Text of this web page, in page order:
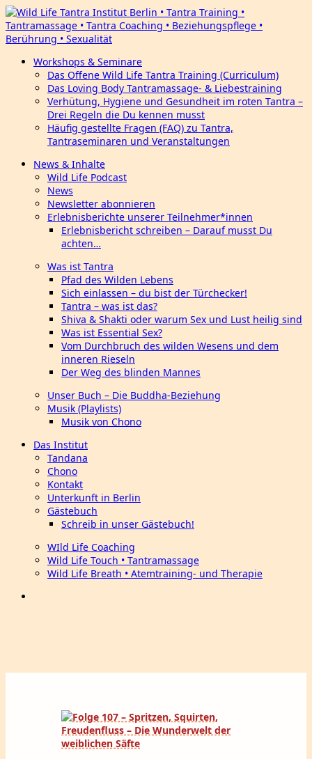
Workshops & Seminare
Das Offene Wild Life Tantra Training (Curriculum)
Das Loving Body Tantramassage- & Liebestraining
Verhütung, Hygiene und Gesundheit im roten Tantra –
Drei Regeln die Du kennen musst
Häufig gestellte Fragen (FAQ) zu Tantra,
Tantraseminaren und Veranstaltungen
News & Inhalte
Wild Life Podcast
News
Newsletter abonnieren
Erlebnisberichte unserer Teilnehmer*innen
Erlebnisbericht schreiben – Darauf musst Du
achten…
Was ist Tantra
Pfad des Wilden Lebens
Sich einlassen – du bist der Türchecker!
Tantra – was ist das?
Shiva & Shakti oder warum Sex und Lust heilig sind
Was ist Essential Sex?
Vom Durchbruch des wilden Wesens und dem
inneren Rieseln
Der Weg des blinden Mannes
Unser Buch – Die Buddha-Beziehung
Musik (Playlists)
Musik von Chono
Das Institut
Tandana
Chono
Kontakt
Unterkunft in Berlin
Gästebuch
Schreib in unser Gästebuch!
WIld Life Coaching
Wild Life Touch • Tantramassage
Wild Life Breath • Atemtraining- und Therapie